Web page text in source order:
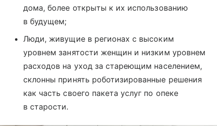
дома, более открыты к их использованию
в будущем;
Люди, живущие в регионах с высоким
уровнем занятости женщин и низким уровнем
расходов на уход за стареющим населением,
склонны принять роботизированные решения
как часть своего пакета услуг по опеке
в старости.